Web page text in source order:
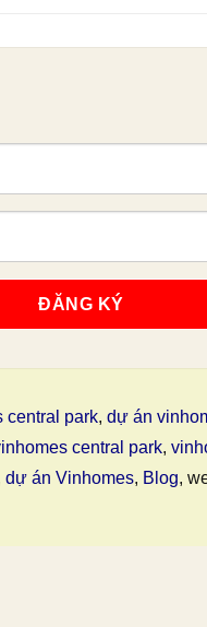
central park, dự án
central park,
dự án Vinhomes, Blog,